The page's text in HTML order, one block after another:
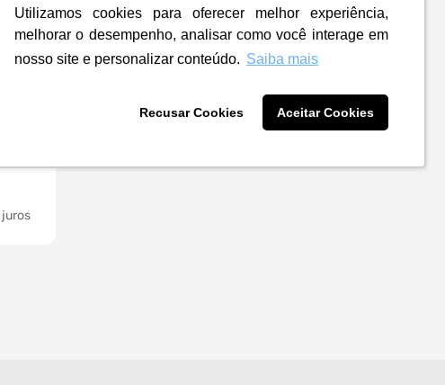
Utilizamos cookies para oferecer melhor experiência,
melhorar o desempenho, analisar como você interage em
nosso site e personalizar conteúdo. Saiba mais
Recusar Cookies Aceitar Cookies